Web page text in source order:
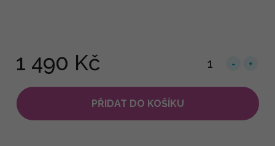
1 490 Kč
PŘIDAT DO KOŠÍKU